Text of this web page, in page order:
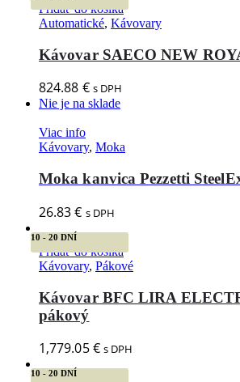
Pridať do košíka
Automatické, Kávovary
Kávovar SAECO NEW
824.88 € s DPH
Nie je na sklade
Viac info
Kávovary, Moka
Moka kanvica Pezzetti
26.83€ s DPH
10 - 20 DNÍ
Pridať do košíka
Kávovary, Pákové
Kávovar BFC LIRA
pákový
1,779.05€ s DPH
10 - 20 DNÍ